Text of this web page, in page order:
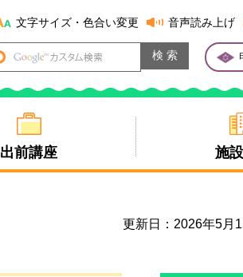
文字サイズ・色合い変更 音声読み上げ
出前講座 施
更新日：2026年5月